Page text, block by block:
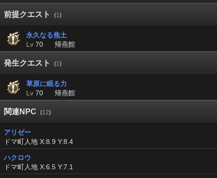
前提クエスト (1)
永久なる焦土
Lv 70 帰燕館
発生クエスト (1)
草原に眠る力
Lv 70 帰燕館
関連NPC (12)
アリゼー
ドマ町人地 X:8.9 Y:8.4
ハクロウ
ドマ町人地 X:6.5 Y:7.1